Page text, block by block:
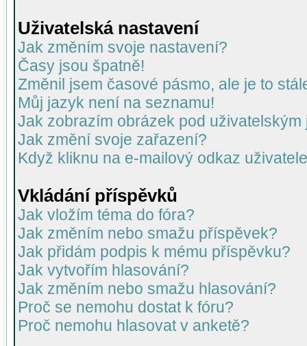
Uživatelská nastavení
Jak změním svoje nastavení?
Časy jsou špatně!
Změnil jsem časové pásmo, ale je to
Můj jazyk není na seznamu!
Jak zobrazím obrázek pod uživatelským
Jak změní svoje zařazení?
Když kliknu na e-mailový odkaz
Vkládání příspěvků
Jak vložím téma do fóra?
Jak změním nebo smažu příspěvek?
Jak přidám podpis k mému příspěvku?
Jak vytvořím hlasování?
Jak změním nebo smažu hlasování?
Proč se nemohu dostat k fóru?
Proč nemohu hlasovat v anketě?